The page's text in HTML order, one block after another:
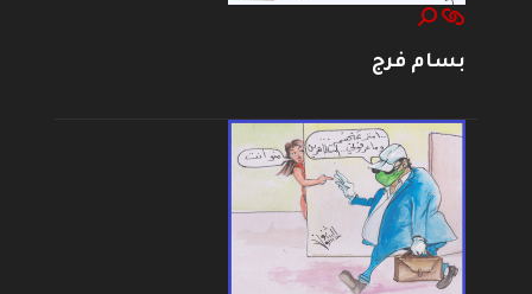
بسام فرج